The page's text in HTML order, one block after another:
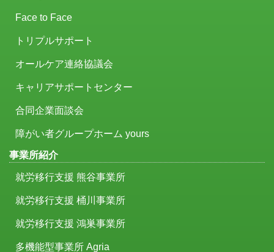
Face to Face
トリプルサポート
オールケア連絡協議会
キャリアサポートセンター
合同企業面談会
障がい者グループホーム yours
事業所紹介
就労移行支援 熊谷事業所
就労移行支援 桶川事業所
就労移行支援 鴻巣事業所
多機能型事業所 Agria